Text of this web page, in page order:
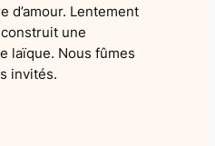
d’amour. Lentement
une
laïque. Nous fûmes
invités.